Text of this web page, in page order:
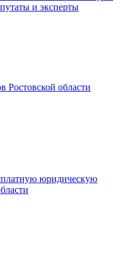
и эксперты
Ростовской области
юридическую